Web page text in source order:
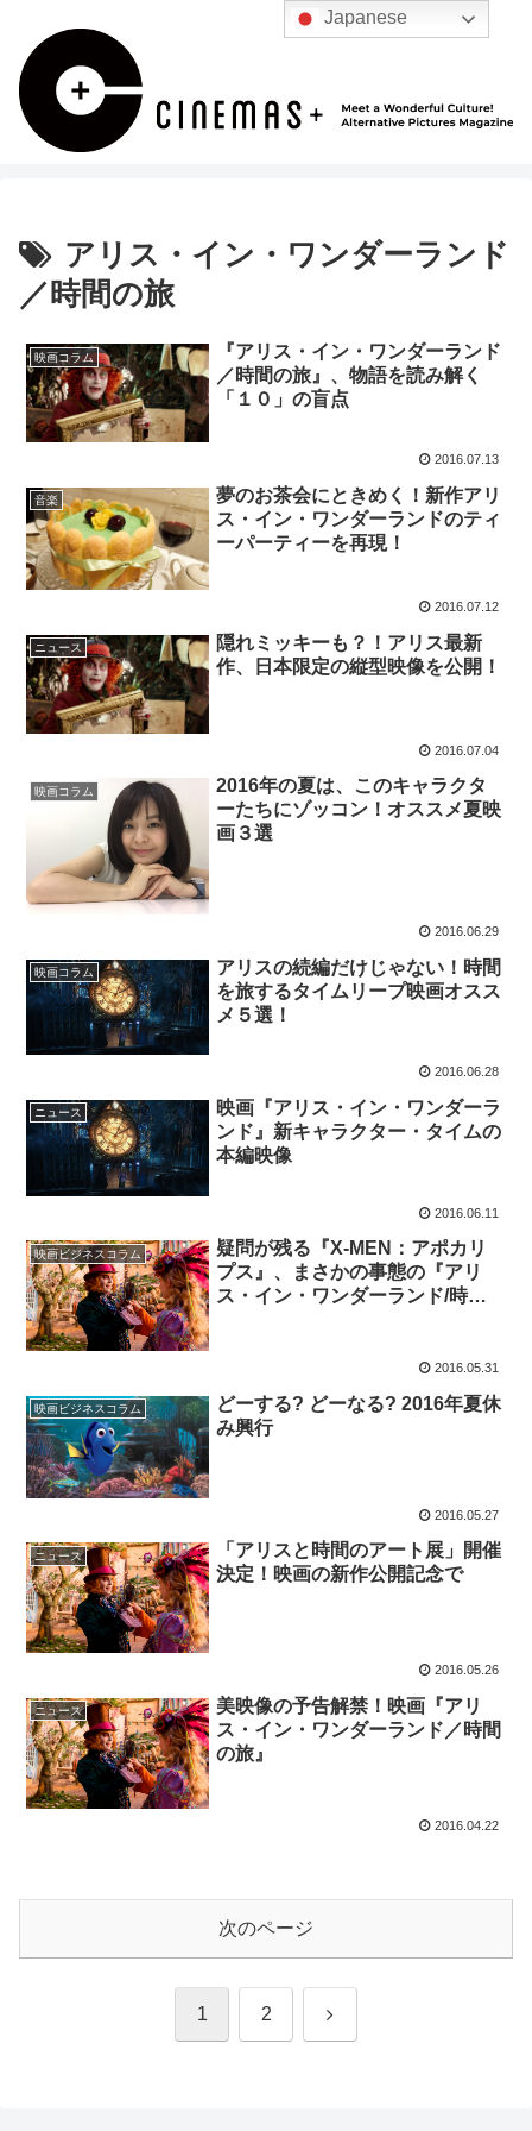
アリス・イン・ワンダーランド
／時間の旅
映画コラム
『アリス・イン・ワンダーランド
／時間の旅』、物語を読み解く
「１０」の盲点
2016.07.13
音楽
夢のお茶会にときめく！新作アリ
ス・イン・ワンダーランドのティ
ーパーティーを再現！
2016.07.12
ニュース
隠れミッキーも？！アリス最新
作、日本限定の縦型映像を公開！
2016.07.04
映画コラム
2016年の夏は、このキャラクタ
ーたちにゾッコン！オススメ夏映
画３選
2016.06.29
映画コラム
アリスの続編だけじゃない！時間
を旅するタイムリープ映画オスス
メ５選！
2016.06.28
ニュース
映画『アリス・イン・ワンダーラ
ンド』新キャラクター・タイムの
本編映像
2016.06.11
映画ビジネスコラム
疑問が残る『X-MEN：アポカリ
プス』、まさかの事態の『アリ
ス・イン・ワンダーランド/時間
2016.05.31
映画ビジネスコラム
どーする? どーなる? 2016年夏休
み興行
2016.05.27
ニュース
「アリスと時間のアート展」開催
決定！映画の新作公開記念で
2016.05.26
ニュース
美映像の予告解禁！映画『アリ
ス・イン・ワンダーランド／時間
の旅』
2016.04.22
次のページ
1 2 次
Japanese